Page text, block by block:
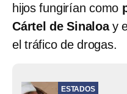
hijos fungirían como
Cártel de Sinaloay
el tráfico de drogas.
ESTADOS